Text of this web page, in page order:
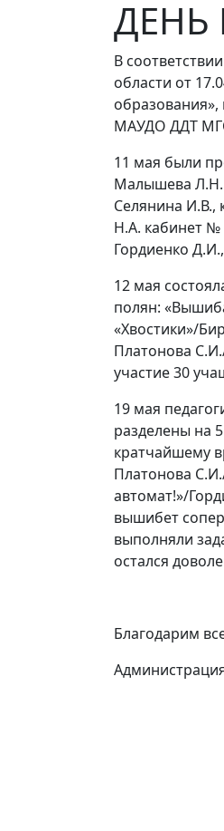
ДЕНЬ
В
области от
МАУДО ДДТ
11 мая были
Малышева Л.Н.
Селянина И.В.,
Н.А. кабинет №
Гордиенко
12 мая
полян:
«Хвостики»/
Платонова
участие 30
19 мая
разделены на
кратчайшему
Платонова
автомат!»/
вышибет
выполняли
остался
Благодарим